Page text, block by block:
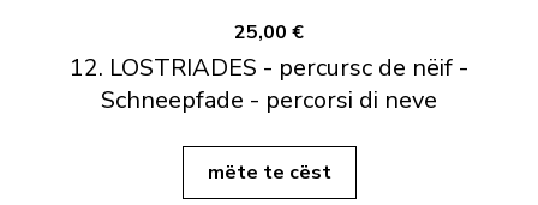
25,00 €
12. LOSTRIADES - percursc de nëif -
Schneepfade - percorsi di neve
mëte te cëst